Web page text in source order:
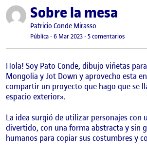
Publicado porSobre la mesa
Publicado por
Patricio Conde Mirasso
Visibilidad:
Pública-Fecha de publicación
6 Mar 20236 marzo, 2023 7:35 pm
-5 comentariosen Sobre
Hola! Soy Pato Conde, dibujo viñetas
Mongolia y Jot Down y aprovecho esta
compartir un proyecto que hago que se
espacio exterior».
La idea surgió de utilizar personajes con
divertido, con una forma abstracta y sin
humanos para copiar sus costumbres y